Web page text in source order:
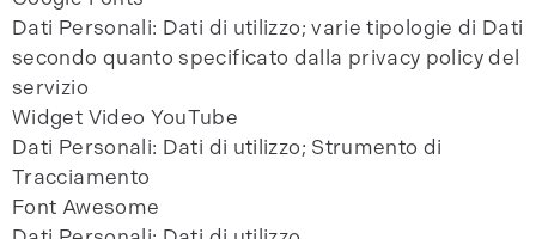
Dati Personali: Dati di utilizzo; varie tipologie di Dati
secondo quanto specificato dalla privacy policy del
servizio
Widget Video YouTube
Dati Personali: Dati di utilizzo; Strumento di
Tracciamento
Font Awesome